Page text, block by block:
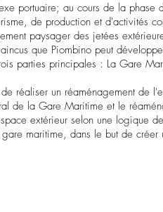
portuaire; au cours de la
de production et d'activités
paysager des jetées
que Piombino peut
parties principales : La Gare
réaliser un réaménagement de
de la Gare Maritime et le
extérieur selon une logique
maritime, dans le but de